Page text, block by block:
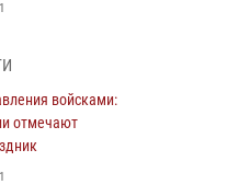
1
Росгвардии по
об итогах
войсками:
отмечают
1